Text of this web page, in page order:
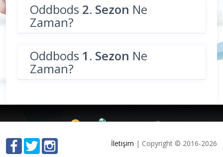
Oddbods 2. Sezon Ne
Zaman?
Oddbods 1. Sezon Ne
Zaman?
İletişim | Copyright © 2016-2026